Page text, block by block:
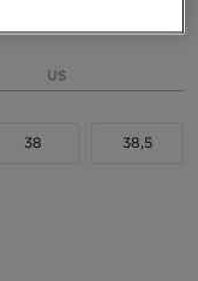
US
38 38,5